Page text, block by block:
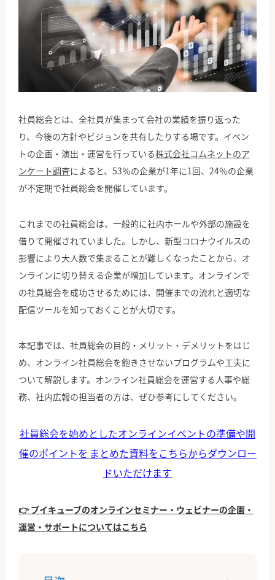
公式X
公式Facebook
社員総会とは、全社員が集まって会社の業績を振り返った
り、今後の方針やビジョンを共有したりする場です。イベン
トの企画・演出・運営を行っている株式会社コムネットのア
ンケート調査によると、53％の企業が1年に1回、24％の企業
が不定期で社員総会を開催しています。
これまでの社員総会は、一般的に社内ホールや外部の施設を
借りて開催されていました。しかし、新型コロナウイルスの
影響により大人数で集まることが難しくなったことから、オ
ンラインに切り替える企業が増加しています。オンラインで
の社員総会を成功させるためには、開催までの流れと適切な
配信ツールを知っておくことが大切です。
本記事では、社員総会の目的・メリット・デメリットをはじ
め、オンライン社員総会を飽きさせないプログラムや工夫に
ついて解説します。オンライン社員総会を運営する人事や総
務、社内広報の担当者の方は、ぜひ参考にしてください。
社員総会を始めとしたオンラインイベントの準備や開
催のポイントを まとめた資料をこちらからダウンロー
ドいただけます
👉 ブイキューブのオンラインセミナー・ウェビナーの企画・
運営・サポートについてはこちら